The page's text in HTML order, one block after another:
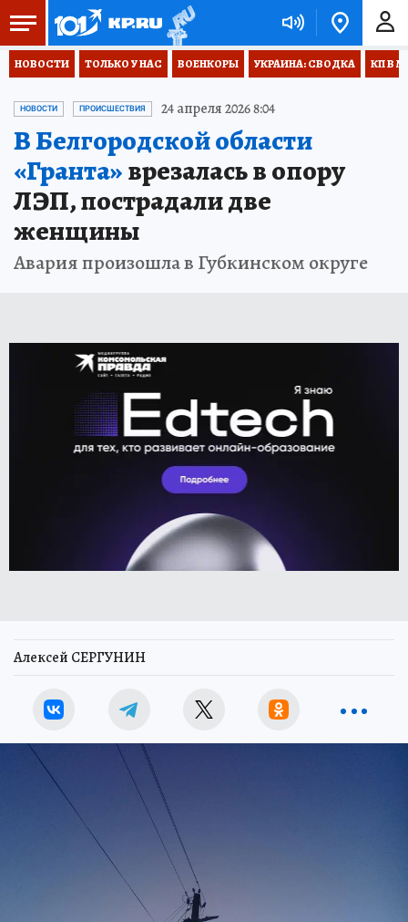
НОВОСТИ ТОЛЬКО У НАС ВОЕНКОРЫ УКРАИНА: СВОДКА КП В
НОВОСТИ ПРОИСШЕСТВИЯ 24 апреля 2026 8:04
В Белгородской области
«Гранта»врезалась в опору
ЛЭП, пострадали две
женщины
Авария произошла в Губкинском округе
Алексей СЕРГУНИН